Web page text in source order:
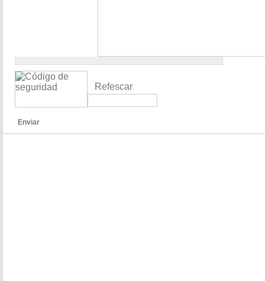
Refescar
Enviar